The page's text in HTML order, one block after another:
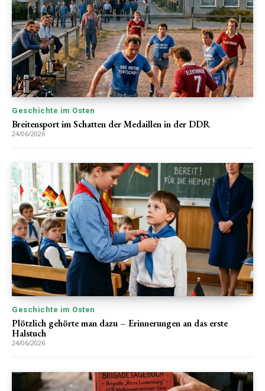
Geschichte im Osten
Breitensport im Schatten der Medaillen in der DDR
24/06/2026
Geschichte im Osten
Plötzlich gehörte man dazu – Erinnerungen an das erste
Halstuch
24/06/2026